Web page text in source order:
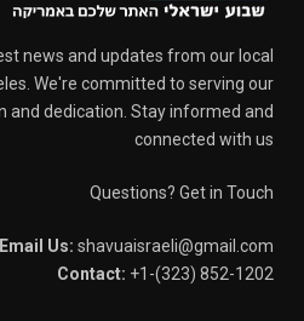
news and updates from our local
We're committed to serving our
and dedication. Stay informed and
connected with us
Questions? Get in Touch
Email Us: shavuaisraeli@gmail.com
Contact: +1-(323) 852-1202